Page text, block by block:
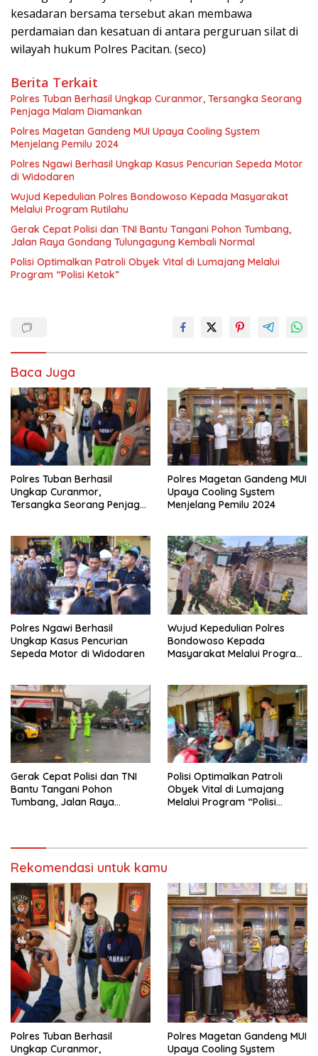
kesadaran bersama tersebut akan membawa
perdamaian dan kesatuan di antara perguruan silat di
wilayah hukum Polres Pacitan. (seco)
Berita Terkait
Polres Tuban Berhasil Ungkap Curanmor, Tersangka Seorang
Penjaga Malam Diamankan
Polres Magetan Gandeng MUI Upaya Cooling System
Menjelang Pemilu 2024
Polres Ngawi Berhasil Ungkap Kasus Pencurian Sepeda Motor
di Widodaren
Wujud Kepedulian Polres Bondowoso Kepada Masyarakat
Melalui Program Rutilahu
Gerak Cepat Polisi dan TNI Bantu Tangani Pohon Tumbang,
Jalan Raya Gondang Tulungagung Kembali Normal
Polisi Optimalkan Patroli Obyek Vital di Lumajang Melalui
Program “Polisi Ketok”
Baca Juga
Polres Tuban Berhasil
Ungkap Curanmor,
Tersangka Seorang Penjaga
Polres Magetan Gandeng MUI
Upaya Cooling System
Menjelang Pemilu 2024
Polres Ngawi Berhasil
Ungkap Kasus Pencurian
Sepeda Motor di Widodaren
Wujud Kepedulian Polres
Bondowoso Kepada
Masyarakat Melalui Program
Gerak Cepat Polisi dan TNI
Bantu Tangani Pohon
Tumbang, Jalan Raya
Polisi Optimalkan Patroli
Obyek Vital di Lumajang
Melalui Program “Polisi
Rekomendasi untuk kamu
Polres Tuban Berhasil
Ungkap Curanmor,
Polres Magetan Gandeng MUI
Upaya Cooling System